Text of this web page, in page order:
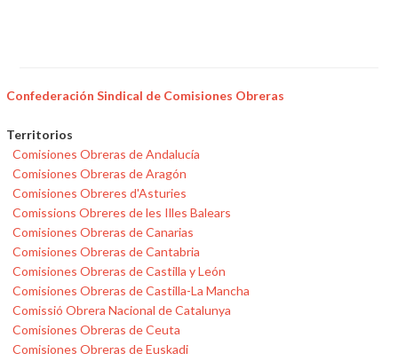
Confederación Sindical de Comisiones Obreras
Territorios
Comisiones Obreras de Andalucía
Comisiones Obreras de Aragón
Comisiones Obreres d'Asturies
Comissions Obreres de les Illes Balears
Comisiones Obreras de Canarias
Comisiones Obreras de Cantabria
Comisiones Obreras de Castilla y León
Comisiones Obreras de Castilla-La Mancha
Comissió Obrera Nacional de Catalunya
Comisiones Obreras de Ceuta
Comisiones Obreras de Euskadi